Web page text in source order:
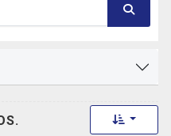
Toggle